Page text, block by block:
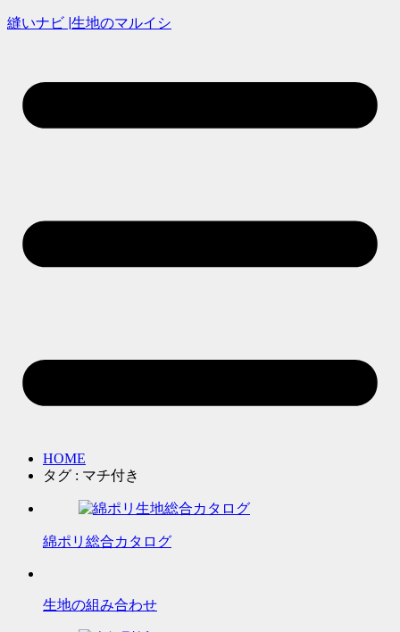
縫いナビ |生地のマルイシ
HOME
タグ : マチ付き
綿ポリ総合カタログ
生地の組み合わせ